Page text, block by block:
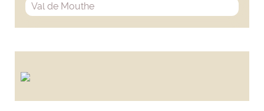
Val de Mouthe